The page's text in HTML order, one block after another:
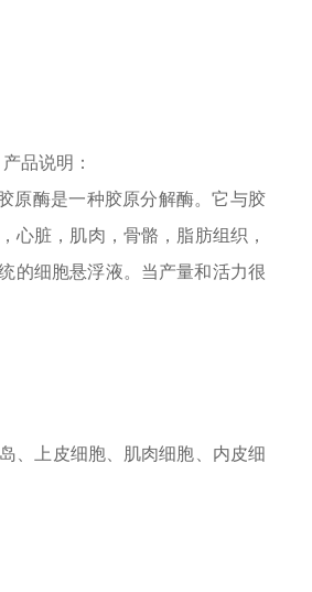
产品说明 ：
原酶是一种胶原分解酶。它与胶
心脏，肌肉，骨骼，脂肪组织，
的细胞悬浮液。当产量和活力很
、上皮细胞、肌肉细胞、内皮细